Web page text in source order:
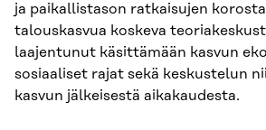
ja paikallistason ratkaisujen
talouskasvua koskeva
laajentunut käsittämään kasvun
sosiaaliset rajat sekä keskustelun
kasvun jälkeisestä aikakaudesta.